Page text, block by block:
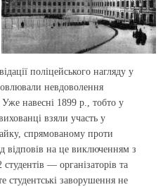
поліцейського нагляду у
невдоволення
навесні 1899 р., тобто у
взяли участь у
спрямованому проти
відповів на це виключенням з
— організаторів та
студентські заворушення не